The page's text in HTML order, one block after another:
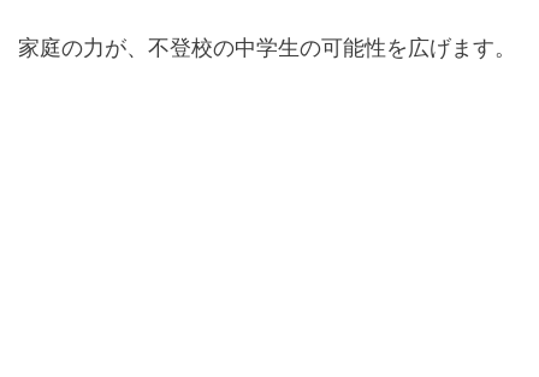
家庭の力が、不登校の中学生の可能性を広げます。